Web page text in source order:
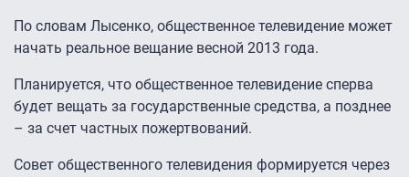
По словам Лысенко, общественное телевидение может
начать реальное вещание весной 2013 года.
Планируется, что общественное телевидение сперва
будет вещать за государственные средства, а позднее
– за счет частных пожертвований.
Совет общественного телевидения формируется через